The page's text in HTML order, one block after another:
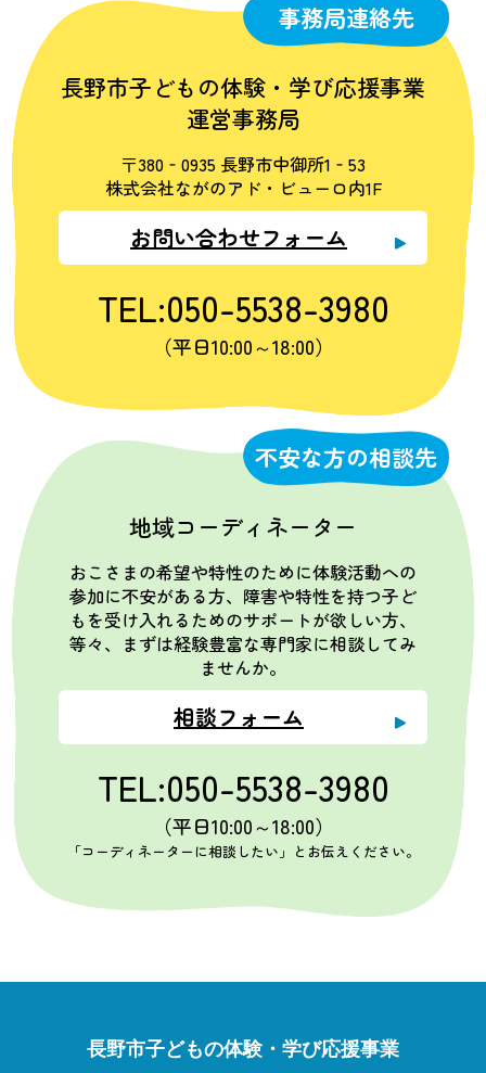
事務局連絡先
長野市子どもの体験・学び応援事業
運営事務局
〒380‐0935 長野市中御所1‐53
株式会社ながのアド・ビューロ内1F
お問い合わせフォーム
TEL:050-5538-3980
（平日10:00～18:00）
不安な方の相談先
地域コーディネーター
おこさまの希望や特性のために体験活動への
参加に不安がある方、障害や特性を持つ子ど
もを受け入れるためのサポートが欲しい方、
等々、まずは経験豊富な専門家に相談してみ
ませんか。
相談フォーム
TEL:050-5538-3980
（平日10:00～18:00）
「コーディネーターに相談したい」とお伝えください。
長野市子どもの体験・学び応援事業